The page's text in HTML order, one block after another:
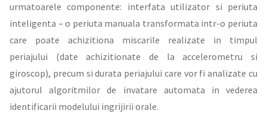
urmatoarele componente: interfata utilizator si periuta
inteligenta – o periuta manuala transformata intr-o periuta
care poate achizitiona miscarile realizate in timpul
periajului (date achizitionate de la accelerometru si
giroscop), precum si durata periajului care vor fi analizate cu
ajutorul algoritmilor de invatare automata in vederea
identificarii modelului ingrijirii orale.